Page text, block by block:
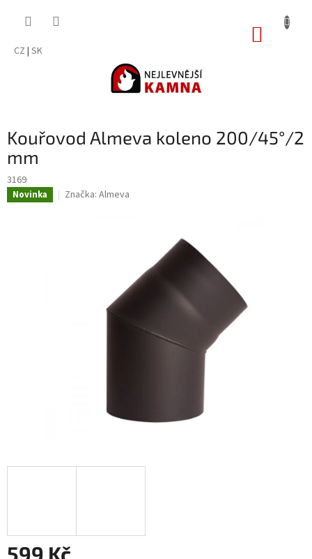
CZ | SK
Kouřovod Almeva koleno 200/45°/2
mm
3169
Novinka Značka: Almeva
599 Kč